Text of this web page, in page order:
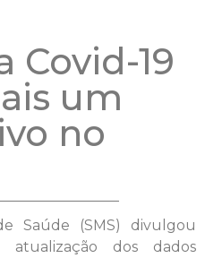
Covid-19
um
no
Saúde (SMS) divulgou
dos dados